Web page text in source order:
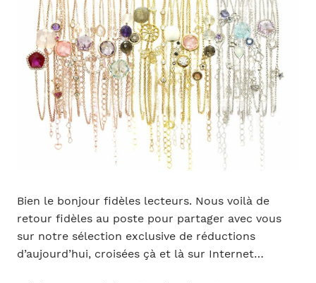
Bien le bonjour fidèles lecteurs. Nous voilà de
retour fidèles au poste pour partager avec vous
sur notre sélection exclusive de réductions
d’aujourd’hui, croisées çà et là sur Internet…